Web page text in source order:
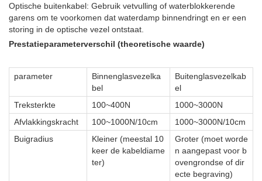
Optische buitenkabel: Gebruik vetvulling of waterblokkerende
garens om te voorkomen dat waterdamp binnendringt en er een
storing in de optische vezel ontstaat.
Prestatieparameterverschil (theoretische waarde)
parameter
Binnenglasvezelka
bel
Buitenglasvezelkab
el
Treksterkte
100~400N
1000~3000N
Afvlakkingskracht
100~1000N/10cm
1000~3000N/10cm
Buigradius
Kleiner (meestal 10
keer de kabeldiame
ter)
Groter (moet worde
n aangepast voor b
ovengrondse of dir
ecte begraving)